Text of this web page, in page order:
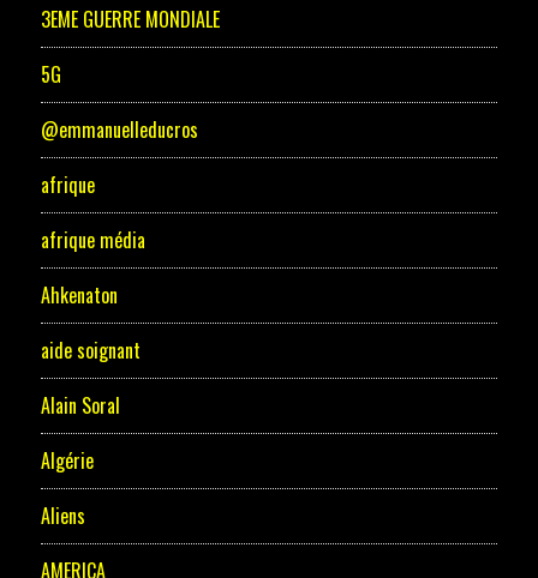
3EME GUERRE MONDIALE
5G
@emmanuelleducros
afrique
afrique média
Ahkenaton
aide soignant
Alain Soral
Algérie
Aliens
AMERICA